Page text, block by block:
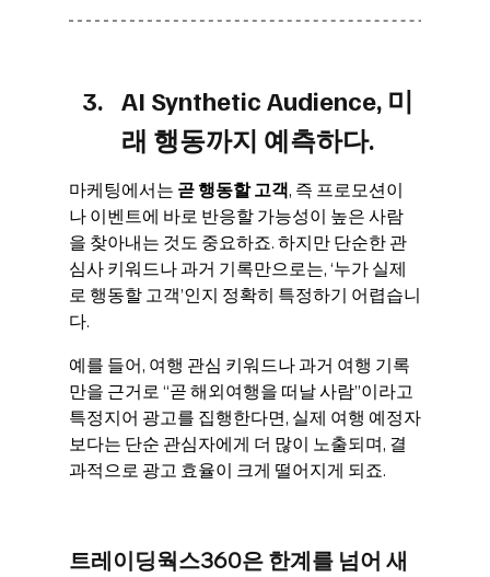
AI Synthetic Audience, 미
래 행동까지 예측하다.
마케팅에서는 곧 행동할 고객, 즉 프로모션이
나 이벤트에 바로 반응할 가능성이 높은 사람
을 찾아내는 것도 중요하죠. 하지만 단순한 관
심사 키워드나 과거 기록만으로는, ‘누가 실제
로 행동할 고객’인지 정확히 특정하기 어렵습니
다.
예를 들어, 여행 관심 키워드나 과거 여행 기록
만을 근거로 “곧 해외여행을 떠날 사람”이라고
특정지어 광고를 집행한다면, 실제 여행 예정자
보다는 단순 관심자에게 더 많이 노출되며, 결
과적으로 광고 효율이 크게 떨어지게 되죠.
트레이딩웍스360은 한계를 넘어 새